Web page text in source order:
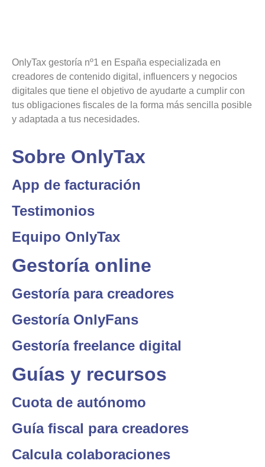
OnlyTax gestoría nº1 en España especializada en
creadores de contenido digital, influencers y negocios
digitales que tiene el objetivo de ayudarte a cumplir con
tus obligaciones fiscales de la forma más sencilla posible
y adaptada a tus necesidades.
Sobre OnlyTax
App de facturación
Testimonios
Equipo OnlyTax
Gestoría online
Gestoría para creadores
Gestoría OnlyFans
Gestoría freelance digital
Guías y recursos
Cuota de autónomo
Guía fiscal para creadores
Calcula colaboraciones